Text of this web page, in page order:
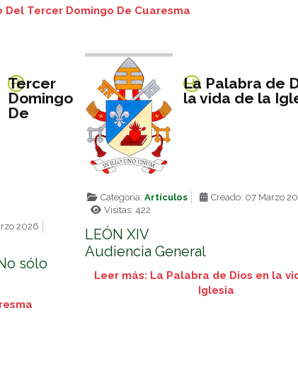
Tercer Domingo De Cuaresma
Tercer
Domingo
De
2026
sólo
La Palabra de
la vida de la
Categoría:Artículos
Creado: 07 Marzo
Visitas: 422
LEÓN XIV
Audiencia General
Leer más: La Palabra de Dios en la
Iglesia